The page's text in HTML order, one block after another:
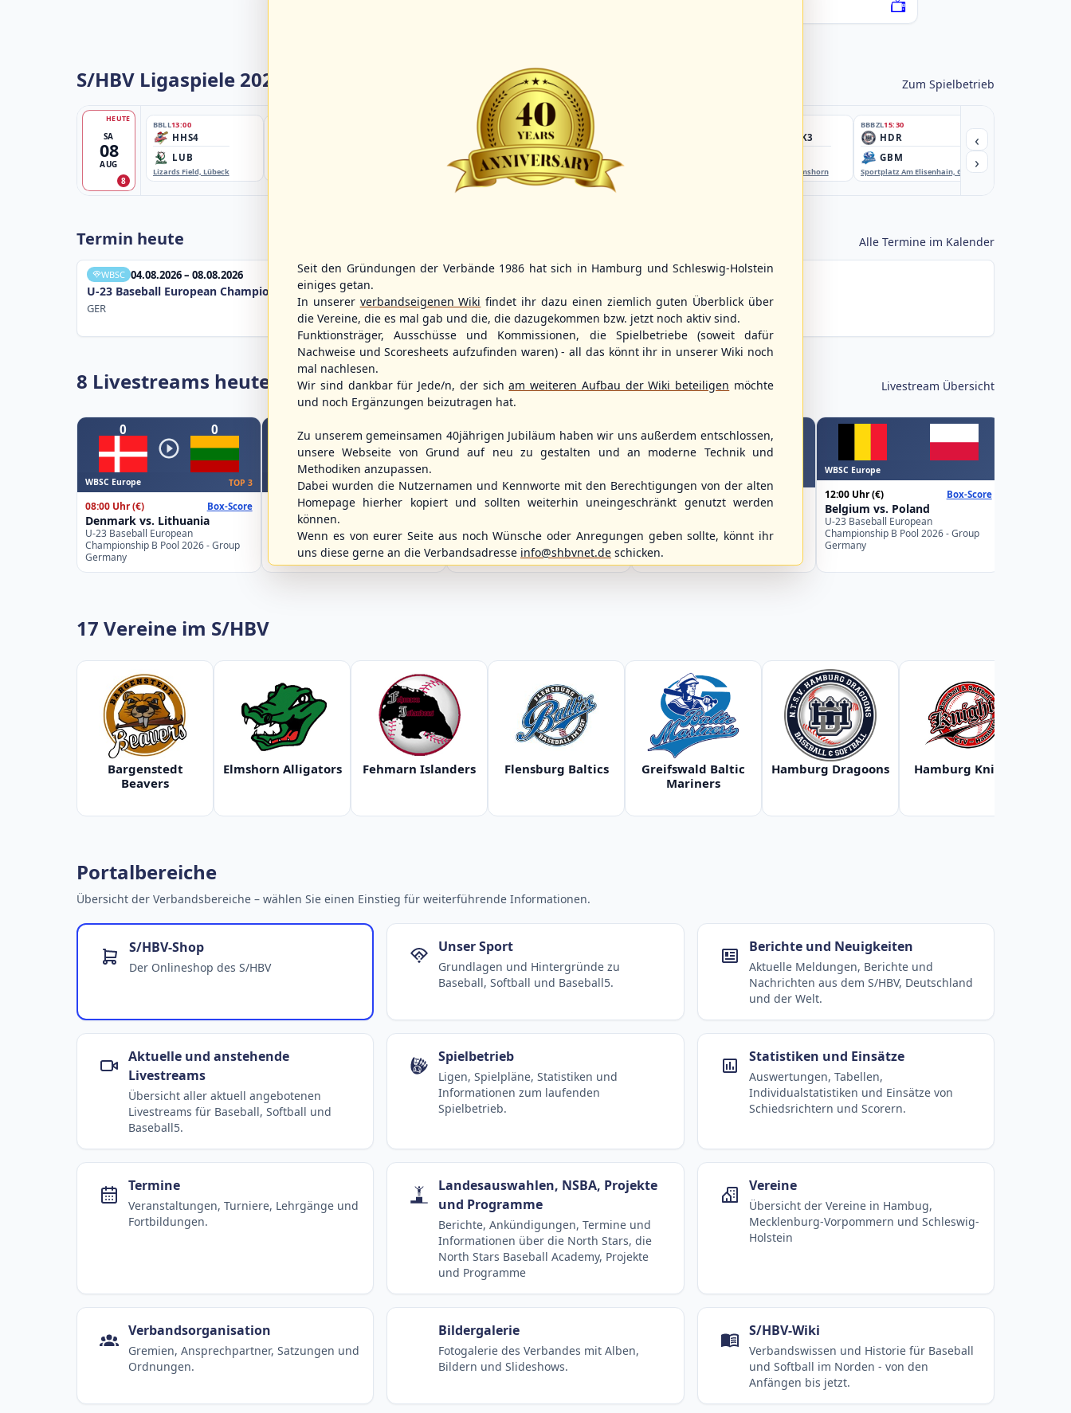
S/HBV Ligaspiele 2026 Zum Spielbetrieb
SA
08
AUG
HEUTE
8
BBLL13:00
HHS4
LUB
Lizards Field, Lübeck Sportplatz Am Elisenhain, Greifswald-Eldena
BBBZL13:00
HWS2
KIL3
Förde Ballpark (Kilia-Sportplätze), Kiel
HSV/HHK3
EBE-Ballpark, Elmshorn
BBBZL15:30
HDR
GBM
Sportplatz Am Elisenhain, Greifswald-Eldena
Förde Ballpark (Kilia-
‹
›
Termin heute Alle Termine im Kalender
WBSC 04.08.2026 – 08.08.2026
U-23 Baseball European Championship B Pool 2026 - Group Germany
GER
8 Livestreams heute Livestream Übersicht
0 0
WBSC Europe TOP 3
08:00 Uhr(€) Box-Score
Denmark vs. Lithuania
U-23 Baseball European
Championship B Pool 2026 - Group
Germany
0 3
WBSC Europe BOTTOM 1
08:00 Uhr(€) Box-Score
Türkiye vs. Greece
U-23 Baseball European
Championship B Pool 2026 - Group
11:30 Uhr (€) Box-Score
Slovakia vs. Switzerland
Championship B Pool 2026 - Group
Spain
12:00 Uhr
Braunschweig 89ers
2. Baseball-Bundesliga Nordost
WBSC Europe
12:00 Uhr(€) Box-Score
Belgium vs. Poland
U-23 Baseball European
Championship B Pool 2026 - Group
Germany
17 Vereine im S/HBV
Bargenstedt
Beavers
Elmshorn Alligators Fehmarn Islanders Flensburg Baltics
Greifswald Baltic
Mariners
Hamburg Dragoons Hamburg Knights
Portalbereiche
Übersicht der Verbandsbereiche – wählen Sie einen Einstieg für weiterführende Informationen.
S/HBV-Shop
Der Onlineshop des S/HBV
Unser Sport
Grundlagen und Hintergründe zu
Baseball, Softball und Baseball5.
Berichte und Neuigkeiten
Aktuelle Meldungen, Berichte und
Nachrichten aus dem S/HBV, Deutschland
und der Welt.
Aktuelle und anstehende
Livestreams
Übersicht aller aktuell angebotenen
Livestreams für Baseball, Softball und
Baseball5.
Spielbetrieb
Ligen, Spielpläne, Statistiken und
Informationen zum laufenden
Spielbetrieb.
Statistiken und Einsätze
Auswertungen, Tabellen,
Individualstatistiken und Einsätze von
Schiedsrichtern und Scorern.
Termine
Veranstaltungen, Turniere, Lehrgänge und
Fortbildungen.
Landesauswahlen, NSBA, Projekte
und Programme
Berichte, Ankündigungen, Termine und
Informationen über die North Stars, die
North Stars Baseball Academy, Projekte
und Programme
Vereine
Übersicht der Vereine in Hambug,
Mecklenburg-Vorpommern und Schleswig-
Holstein
Verbandsorganisation
Gremien, Ansprechpartner, Satzungen und
Ordnungen.
Bildergalerie
Fotogalerie des Verbandes mit Alben,
Bildern und Slideshows.
S/HBV-Wiki
Verbandswissen und Historie für Baseball
und Softball im Norden - von den
Anfängen bis jetzt.
Seit den Gründungen der Verbände 1986 hat sich in Hamburg und Schleswig-Holstein
einiges getan.
In unserer verbandseigenen Wiki findet ihr dazu einen ziemlich guten Überblick über
die Vereine, die es mal gab und die, die dazugekommen bzw. jetzt noch aktiv sind.
Funktionsträger, Ausschüsse und Kommissionen, die Spielbetriebe (soweit dafür
Nachweise und Scoresheets aufzufinden waren) - all das könnt ihr in unserer Wiki noch
mal nachlesen.
Wir sind dankbar für Jede/n, der sicham weiteren Aufbau der Wiki beteiligen möchte
und noch Ergänzungen beizutragen hat.
Zu unserem gemeinsamen 40jährigen Jubiläum haben wir uns außerdem entschlossen,
unsere Webseite von Grund auf neu zu gestalten und an moderne Technik und
Methodiken anzupassen.
Dabei wurden die Nutzernamen und Kennworte mit den Berechtigungen von der alten
Homepage hierher kopiert und sollten weiterhin uneingeschränkt genutzt werden
können.
Wenn es von eurer Seite aus noch Wünsche oder Anregungen geben sollte, könnt ihr
uns diese gerne an die Verbandsadresse info@shbvnet.de schicken.